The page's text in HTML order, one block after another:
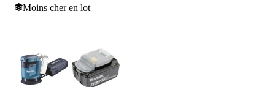
Moins cher en lot